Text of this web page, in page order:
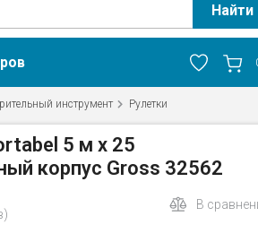
Найти
инструмент Рулетки
5 м х 25
корпус Gross 32562
В